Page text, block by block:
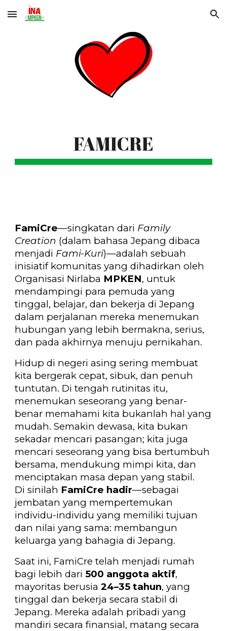
Skip to main content Skip to navigation
FAMICRE
FamiCre—singkatan dari Family
Creation (dalam bahasa Jepang dibaca
menjadi Fami-Kuri)—adalah sebuah
inisiatif komunitas yang dihadirkan oleh
Organisasi Nirlaba MPKEN, untuk
mendampingi para pemuda yang
tinggal, belajar, dan bekerja di Jepang
dalam perjalanan mereka menemukan
hubungan yang lebih bermakna, serius,
dan pada akhirnya menuju pernikahan.
Hidup di negeri asing sering membuat
kita bergerak cepat, sibuk, dan penuh
tuntutan. Di tengah rutinitas itu,
menemukan seseorang yang benar-
benar memahami kita bukanlah hal yang
mudah. Semakin dewasa, kita bukan
sekadar mencari pasangan; kita juga
mencari seseorang yang bisa bertumbuh
bersama, mendukung mimpi kita, dan
menciptakan masa depan yang stabil.
Di sinilah FamiCre hadir—sebagai
jembatan yang mempertemukan
individu-individu yang memiliki tujuan
dan nilai yang sama: membangun
keluarga yang bahagia di Jepang.
Saat ini, FamiCre telah menjadi rumah
bagi lebih dari500 anggota aktif,
mayoritas berusia24–35 tahun, yang
tinggal dan bekerja secara stabil di
Jepang. Mereka adalah pribadi yang
mandiri secara finansial, matang secara